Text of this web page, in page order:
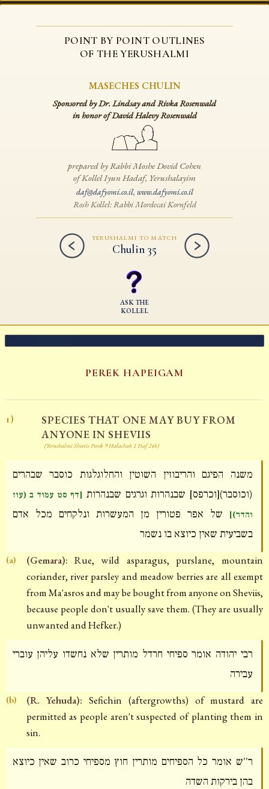
POINT BY POINT OUTLINES
OF THE YERUSHALMI
MASECHES CHULIN
Sponsored by Dr. Lindsay and Rivka Rosenwald
in honor of David Halevy Rosenwald
prepared by Rabbi Moshe Dovid Cohen
of Kollel Iyun Hadaf, Yerushalayim
daf@dafyomi.co.il, www.dafyomi.co.il
Rosh Kollel: Rabbi Mordecai Kornfeld
YERUSHALMI TO MATCH
Chulin 35
ASK THE
KOLLEL
PEREK HAPEIGAM
1)
SPECIES THAT ONE MAY BUY FROM
ANYONE IN SHEVIIS
(Yerushalmi Sheviis Perek 9 Halachah 1 Daf 24b)
משנה הפיגם והריבוזין השוטין והחלוגלגות כוסבר שבהרים
(וכוסבר)[וכרפס] שבנהרות וגרגים שבנהרות [דף סט עמוד ב (עוז
והדר)]
של אפר פטורין מן המעשרות ונלקחים מכל אדם
בשביעית שאין כיוצא בו נשמר
(a) (Gemara): Rue, wild asparagus, purslane, mountain
coriander, river parsley and meadow berries are all exempt
from Ma'asros and may be bought from anyone on Sheviis,
because people don't usually save them. (They are usually
unwanted and Hefker.)
רבי יהודה אומר ספיחי חרדל מותרין שלא נחשדו עליהן עוברי
עבירה
(b) (R. Yehuda): Sefichin (aftergrowths) of mustard are
permitted as people aren't suspected of planting them in
sin.
ר''ש אומר כל הספיחים מותרין חוץ מספיחי כרוב שאין כיוצא
בהן בירקות השדה